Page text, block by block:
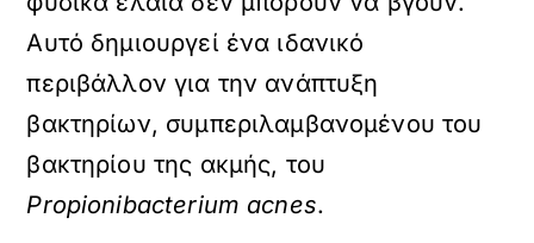
Αυτό δημιουργεί ένα ιδανικό
περιβάλλον για την ανάπτυξη
βακτηρίων, συμπεριλαμβανομένου του
βακτηρίου της ακμής, του
Propionibacterium acnes.